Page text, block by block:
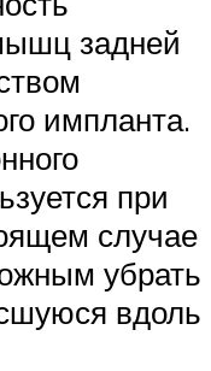
задней
импланта.
при
случае
убрать
вдоль